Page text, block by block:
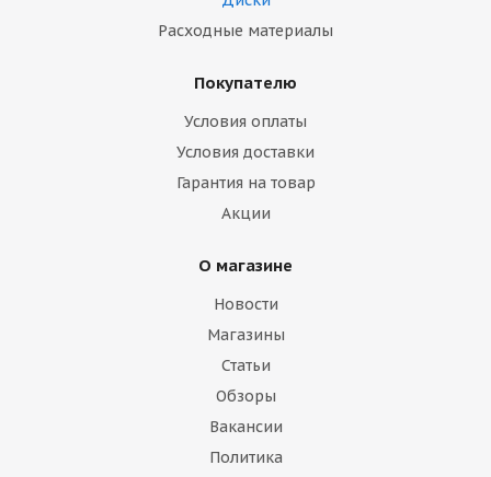
Расходные материалы
Покупателю
Условия оплаты
Условия доставки
Гарантия на товар
Акции
О магазине
Новости
Магазины
Статьи
Обзоры
Вакансии
Политика